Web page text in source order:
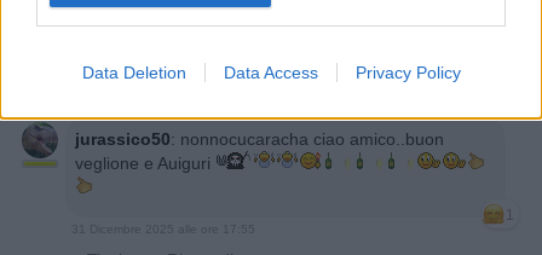
Data Deletion Data Access Privacy Policy
nonnocucaracha:😂😂😂😂 Buonasera
Rispondi
jurassico50: nonnocucaracha ciao amico..buon
veglione e Auiguri
1
31 Dicembre 2025 alle ore 17:55